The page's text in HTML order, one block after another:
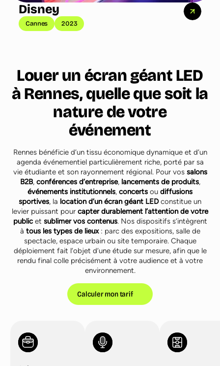
Disney
Cannes 2023
Louer un écran géant LED
à Rennes, quelle que soit la
nature de votre
événement
Rennes bénéficie d’un tissu économique dynamique et d’un
agenda événementiel particulièrement riche, porté par sa
vie étudiante et son rayonnement régional. Pour vos salons
B2B, conférences d’entreprise, lancements de produits,
événements institutionnels, concerts ou diffusions
sportives, la location d’un écran géant LEDconstitue un
levier puissant pour capter durablement l’attention de votre
publicet sublimer vos contenus. Nos dispositifs s’intègrent
à tous les types de lieux: parc des expositions, salle de
spectacle, espace urbain ou site temporaire. Chaque
déploiement fait l’objet d’une étude sur mesure, afin que le
rendu final colle précisément à votre audience et à votre
environnement.
Calculer mon tarif